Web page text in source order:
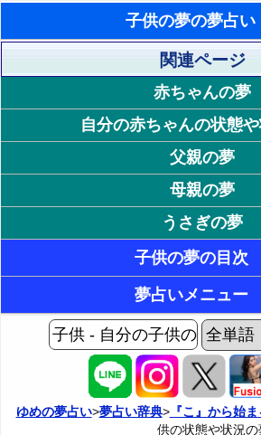
子供の夢の夢占い
東洋・西洋占星術
ホラリー占星術
手相占いで未来
タロットカードで無
命名の姓名判断
飛星派風水で住宅
男と女の心理学と心
関連ページ
赤ちゃんの夢
自分の赤ちゃんの状態
父親の夢
母親の夢
うさぎの夢
子供の夢の目次
1. 自分の子供の状態が印象的な夢
2. 元気な自分の子供の夢 - 長所や欠点
3. 太った自分の子供の夢 - 魅力や不摂
4. 痩せた自分の子供の夢 - 運気低迷
5. 病気の自分の子供の夢 - 失敗や窮地
17. 自分の子供の状況が印象的な夢
18. 自分の子供が浮気される夢 - 不信感
19. 自分の子供が落ちる夢 - 挫折感や
1P: 子供の夢Home
2P: 子供の行動の夢
夢占いメニュー
AIゆめの夢占いチャット
夢占い掲示板
ゆめの夢占い>夢占い辞典>『こ』から始ま
供の状態や状況の